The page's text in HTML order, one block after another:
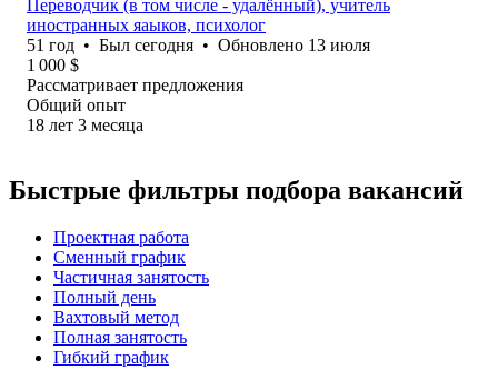
Переводчик (в том числе - удалённый), учитель
иностранных яаыков, психолог
51 год • Был сегодня • Обновлено 13 июля
1 000 $
Рассматривает предложения
Общий опыт
18 лет 3 месяца
Быстрые фильтры подбора вакансий
Проектная работа
Сменный график
Частичная занятость
Полный день
Вахтовый метод
Полная занятость
Гибкий график